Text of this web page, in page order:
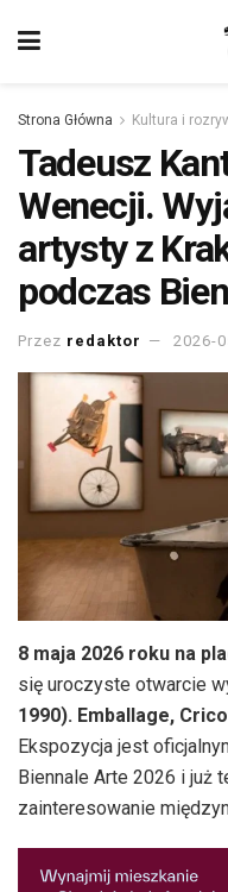
Strona Główna Kultura i
Tadeusz
Wenecji.
artysty z
podczas
Przez redaktor 2026-
8 maja 2026 roku na
się uroczyste otwarcie
1990). Emballage,
Ekspozycja jest
Biennale Arte 2026 i już
zainteresowanie